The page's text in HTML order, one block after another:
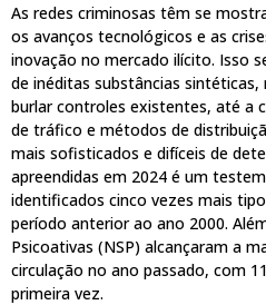
As redes criminosas têm se
os avanços tecnológicos e as
inovação no mercado ilícito. Isso
de inéditas substâncias
burlar controles existentes, até a
de tráfico e métodos de
mais sofisticados e difíceis de
apreendidas em 2024 é um
identificados cinco vezes mais
período anterior ao ano 2000.
Psicoativas (NSP) alcançaram a
circulação no ano passado, com
primeira vez.